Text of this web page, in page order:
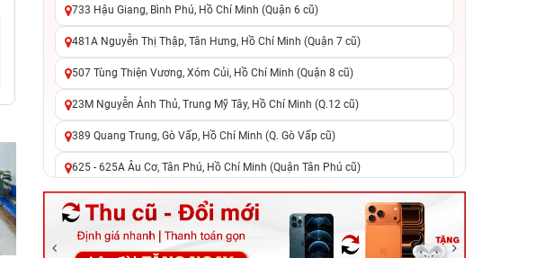
chuyển đổi, 0 gọi người thân
chuyển đổi, 0 gọi người thân
733 Hậu Giang, Bình Phú, Hồ Chí Minh (Quận 6 cũ)
481A Nguyễn Thị Thập, Tân Hưng, Hồ Chí Minh (Quận 7 cũ)
507 Tùng Thiện Vương, Xóm Củi, Hồ Chí Minh (Quận 8 cũ)
23M Nguyễn Ảnh Thủ, Trung Mỹ Tây, Hồ Chí Minh (Q.12 cũ)
389 Quang Trung, Gò Vấp, Hồ Chí Minh (Q. Gò Vấp cũ)
625 - 625A Âu Cơ, Tân Phú, Hồ Chí Minh (Quận Tân Phú cũ)
326 Lê Văn Việt, Tăng Nhơn Phú, Hồ Chí Minh (Q.9 TP. Thủ Đức cũ)
256 Võ Văn Ngân, Thủ Đức, Hồ Chí Minh (Bình Thọ, TP. Thủ Đức Cũ)